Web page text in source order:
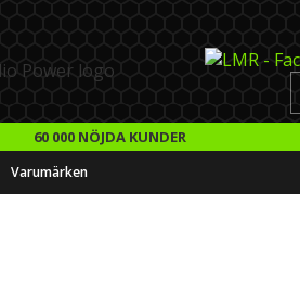
60 000 NÖJDA KUNDER
Varumärken